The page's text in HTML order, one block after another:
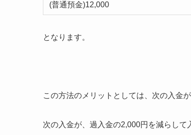
(普通預金)12,000
となります。
この方法のメリットとしては、次の入金
次の入金が、過入金の2,000円を減らして